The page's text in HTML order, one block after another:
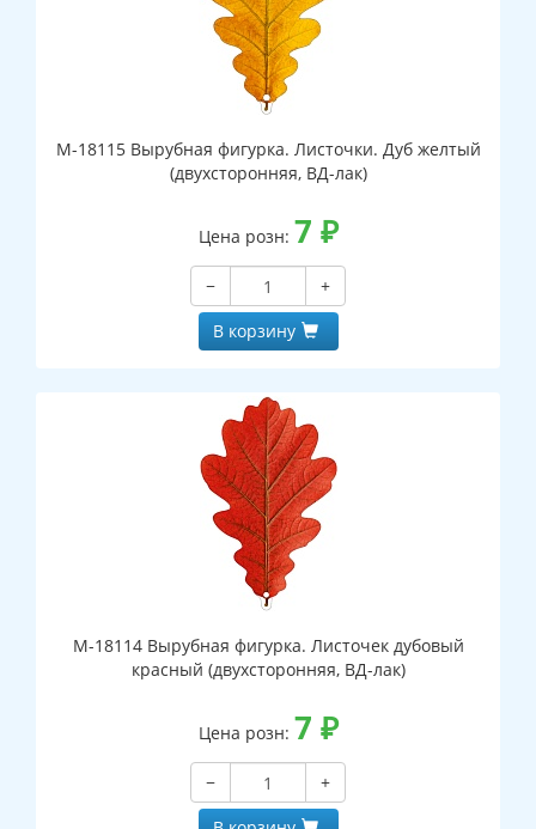
М-18115 Вырубная фигурка. Листочки. Дуб желтый
(двухсторонняя, ВД-лак)
Цена розн: 7 ₽
−
+
В корзину
М-18114 Вырубная фигурка. Листочек дубовый
красный (двухсторонняя, ВД-лак)
Цена розн: 7 ₽
−
+